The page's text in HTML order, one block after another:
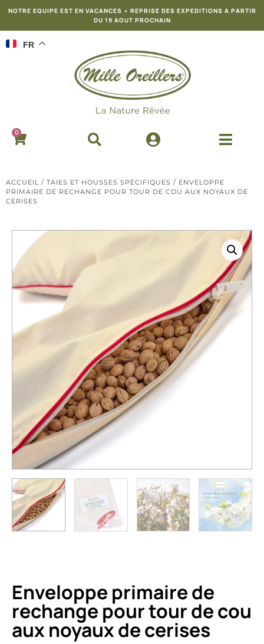
NOTRE EQUIPE EST EN VACANCES • REPRISE DES EXPEDITIONS A PARTIR
DU 19 AOUT PROCHAIN
FR
0
ACCUEIL / TAIES ET HOUSSES SPÉCIFIQUES / ENVELOPPE
PRIMAIRE DE RECHANGE POUR TOUR DE COU AUX NOYAUX DE
CERISES
Enveloppe primaire de
rechange pour tour de cou
aux noyaux de cerises